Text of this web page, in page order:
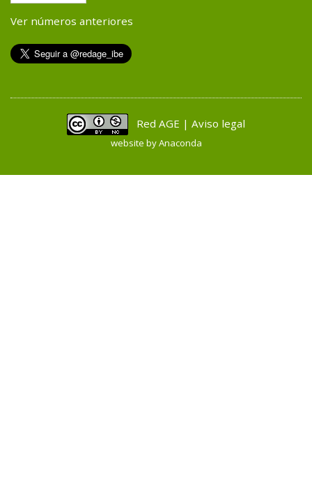
Ver números anteriores
Red AGE | Aviso legal
website byAnaconda